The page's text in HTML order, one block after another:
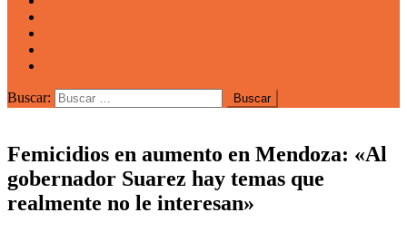
Buscar:
Femicidios en aumento en Mendoza: «Al
gobernador Suarez hay temas que
realmente no le interesan»